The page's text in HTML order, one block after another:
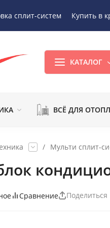
сплит-систем Купить в
КАТАЛОГ
ВСЁ ДЛЯ
/ Мульти сплит-
Сравнение Поделиться